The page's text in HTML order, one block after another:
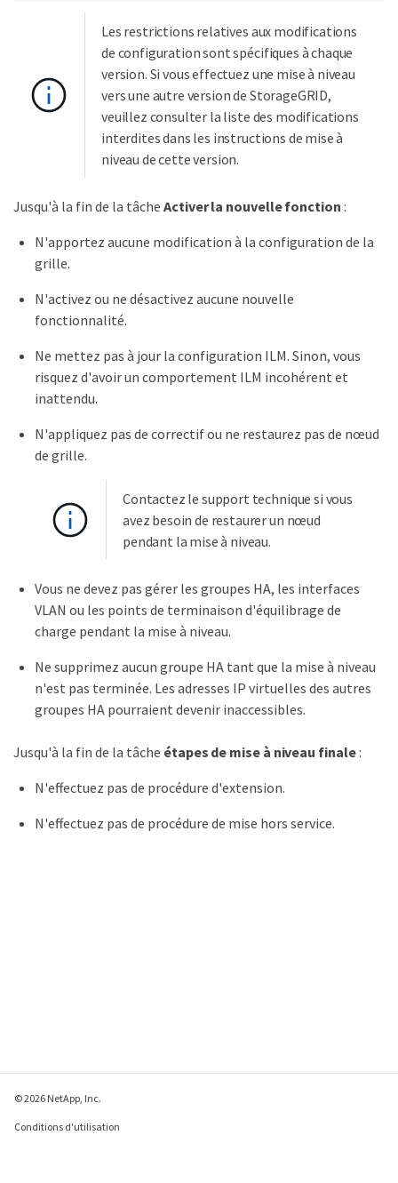
Les restrictions relatives aux modifications
de configuration sont spécifiques à chaque
version. Si vous effectuez une mise à niveau
vers une autre version de StorageGRID,
veuillez consulter la liste des modifications
interdites dans les instructions de mise à
niveau de cette version.
Jusqu'à la fin de la tâche Activer la nouvelle fonction :
N'apportez aucune modification à la configuration de la
grille.
N'activez ou ne désactivez aucune nouvelle
fonctionnalité.
Ne mettez pas à jour la configuration ILM. Sinon, vous
risquez d'avoir un comportement ILM incohérent et
inattendu.
N'appliquez pas de correctif ou ne restaurez pas de nœud
de grille.
Contactez le support technique si vous
avez besoin de restaurer un nœud
pendant la mise à niveau.
Vous ne devez pas gérer les groupes HA, les interfaces
VLAN ou les points de terminaison d'équilibrage de
charge pendant la mise à niveau.
Ne supprimez aucun groupe HA tant que la mise à niveau
n'est pas terminée. Les adresses IP virtuelles des autres
groupes HA pourraient devenir inaccessibles.
Jusqu'à la fin de la tâche étapes de mise à niveau finale:
N'effectuez pas de procédure d'extension.
N'effectuez pas de procédure de mise hors service.
© 2026 NetApp, Inc.
Conditions d'utilisation